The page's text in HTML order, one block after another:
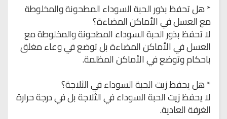
* هل تحفظ بذور الحبة السوداء المطحونة والمخلوطة
مع العسل في الأماكن المضاءة؟
لا تحفظ بذور الحبة السوداء المطحونة والمخلوطة مع
العسل في الأماكن المضاءة بل توضع في وعاء مغلق
باحكام وتوضع في الأماكن المظلمة.
* هل يحفظ زيت الحبة السوداء في الثلاجة؟
لا يحفظ زيت الحبة السوداء في الثلاجة بل في درجة حرارة
الغرفة العادية.